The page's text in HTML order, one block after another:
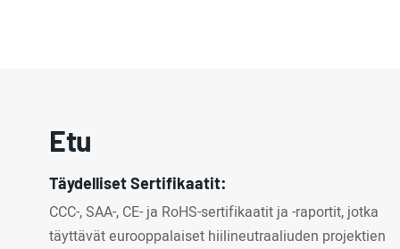
Etu
Täydelliset Sertifikaatit:
CCC-, SAA-, CE- ja RoHS-sertifikaatit ja -raportit, jotka
täyttävät eurooppalaiset hiilineutraaliuden projektien